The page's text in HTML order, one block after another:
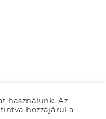
használunk. Az
hozzájárul a